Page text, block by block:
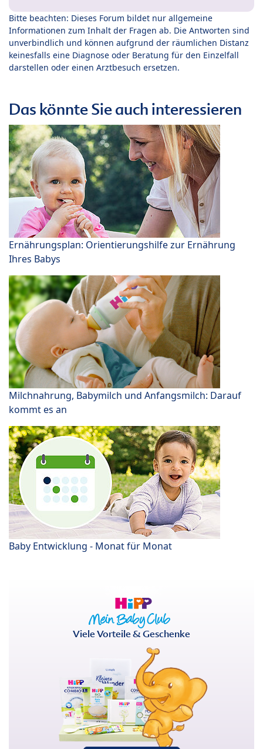
Bitte beachten: Dieses Forum bildet nur allgemeine
Informationen zum Inhalt der Fragen ab. Die Antworten sind
unverbindlich und können aufgrund der räumlichen Distanz
keinesfalls eine Diagnose oder Beratung für den Einzelfall
darstellen oder einen Arztbesuch ersetzen.
Das könnte Sie auch interessieren
Ernährungsplan: Orientierungshilfe zur Ernährung
Ihres Babys
Milchnahrung, Babymilch und Anfangsmilch: Darauf
kommt es an
Baby Entwicklung - Monat für Monat
Viele Vorteile & Geschenke